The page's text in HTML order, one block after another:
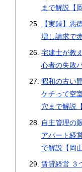
まで解説【
【実録】悪
増し請求で
宅建士が教
心者の失敗
昭和の古い
ケチって空
穴まで解説
自主管理の
アパート経
で解説【岡山
賃貸経営 ３